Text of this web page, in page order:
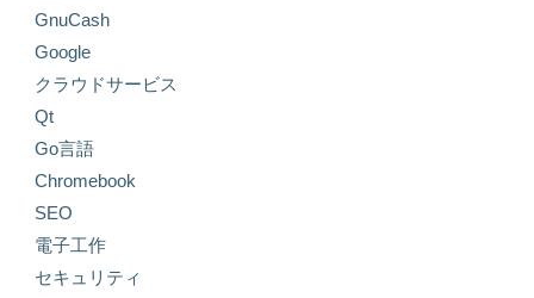
GnuCash
Google
クラウドサービス
Qt
Go言語
Chromebook
SEO
電子工作
セキュリティ